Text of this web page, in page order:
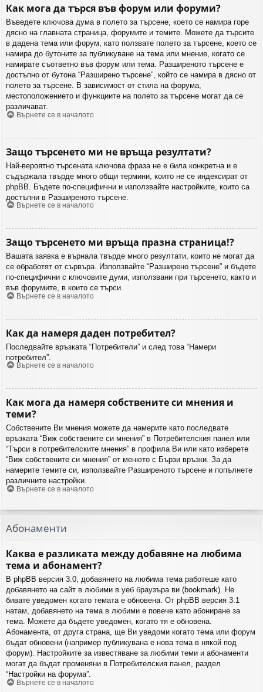
Как мога да търся във форум или форуми?
Въведете ключова дума в полето за търсене, което се намира горе
дясно на главната страница, форумите и темите. Можете да търсите
в дадена тема или форум, като ползвате полето за търсене, което се
намира до бутоните за публикуване на тема или мнение, когато се
намирате съответно във форум или тема. Разширеното търсене е
достъпно от бутона “Разширено търсене”, който се намира в дясно от
полето за търсене. В зависимост от стила на форума,
местоположението и функциите на полето за търсене могат да се
различават.
Върнете се в началото
Защо търсенето ми не връща резултати?
Най-вероятно търсената ключова фраза не е била конкретна и е
съдържала твърде много общи термини, които не се индексират от
phpBB. Бъдете по-специфични и използвайте настройките, които са
достъпни в Разширеното търсене.
Върнете се в началото
Защо търсенето ми връща празна страница!?
Вашата заявка е върнала твърде много резултати, които не могат да
се обработят от сървъра. Използвайте “Разширено търсене” и бъдете
по-специфични с ключовите думи, използвани при търсенето, както и
във форумите, в които се търси.
Върнете се в началото
Как да намеря даден потребител?
Последвайте връзката “Потребители” и след това “Намери
потребител”.
Върнете се в началото
Как мога да намеря собствените си мнения и
теми?
Собствените Ви мнения можете да намерите като последвате
връзката “Виж собствените си мнения” в Потребителския панел или
“Търси в потребителските мнения” в профила Ви или като изберете
“Виж собствените си мнения” от менюто с Бързи връзки. За да
намерите темите си, използвайте Разширеното търсене и попълнете
различните настройки.
Върнете се в началото
Абонаменти
Каква е разликата между добавяне на любима
тема и абонамент?
В phpBB версия 3.0, добавянето на любима тема работеше като
добавянето на сайт в любими в уеб браузъра ви (bookmark). Не
бивате уведомен когато темата е обновена. От phpBB версия 3.1
натам, добавянето на тема в любими е повече като абониране за
тема. Можете да бъдете уведомен, когато тя е обновена.
Абонамента, от друга страна, ще Ви уведоми когато тема или форум
бъдат обновени (например публикувана е нова тема в някой под
форум). Настройките за известяване за любими теми и абонаменти
могат да бъдат променяни в Потребителския панел, раздел
“Настройки на форума”.
Върнете се в началото